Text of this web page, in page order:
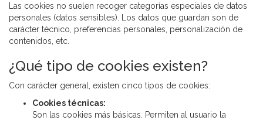
Las cookies no suelen recoger categorías especiales de datos
personales (datos sensibles). Los datos que guardan son de
carácter técnico, preferencias personales, personalización de
contenidos, etc.
¿Qué tipo de cookies existen?
Con carácter general, existen cinco tipos de cookies:
Cookies técnicas:
Son las cookies más básicas. Permiten al usuario la